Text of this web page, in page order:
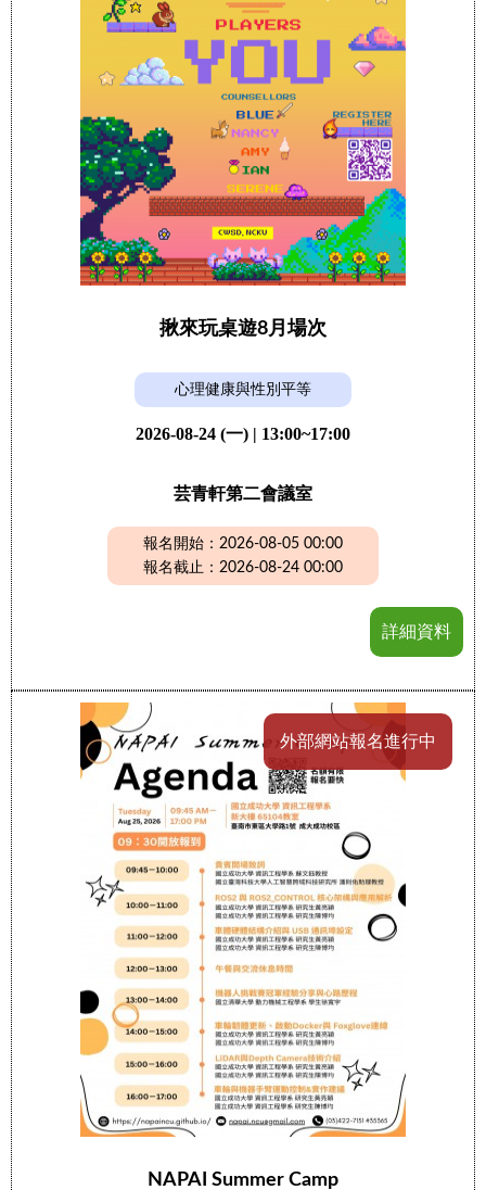
揪來玩桌遊8月場次
心理健康與性別平等
2026-08-24 (一) | 13:00~17:00
芸青軒第二會議室
報名開始：2026-08-05 00:00
報名截止：2026-08-24 00:00
詳細資料
外部網站報名進行中
NAPAI Summer Camp